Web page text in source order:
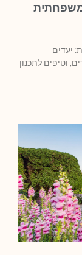
משפחתית
יעדים
וטיפים לתכנון